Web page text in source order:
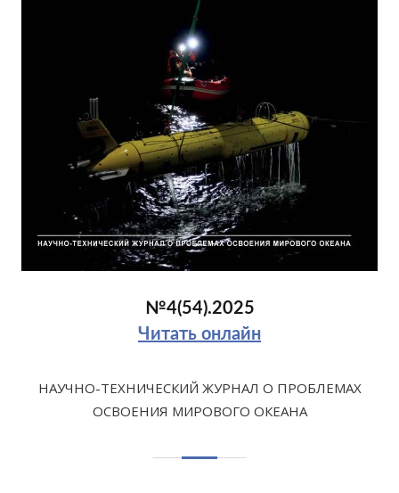
№4(54).2025
Читать онлайн
НАУЧНО-ТЕХНИЧЕСКИЙ ЖУРНАЛ О ПРОБЛЕМАХ
ОСВОЕНИЯ МИРОВОГО ОКЕАНА